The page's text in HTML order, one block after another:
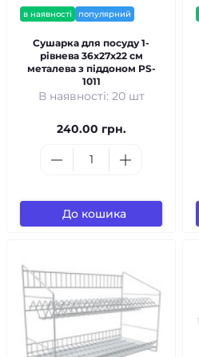
в наявності популярний
Сушарка для посуду 1-
рівнева 36x27x22 см
металева з піддоном PS-
1011
В наявності: 20 шт
240.00 грн.
До кошика